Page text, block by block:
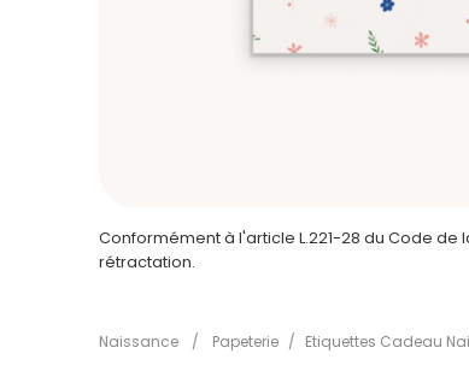
Naissance / Papeterie / Etiquettes Cadeau
Conformément à l'article L.221-28 du Code
rétractation.